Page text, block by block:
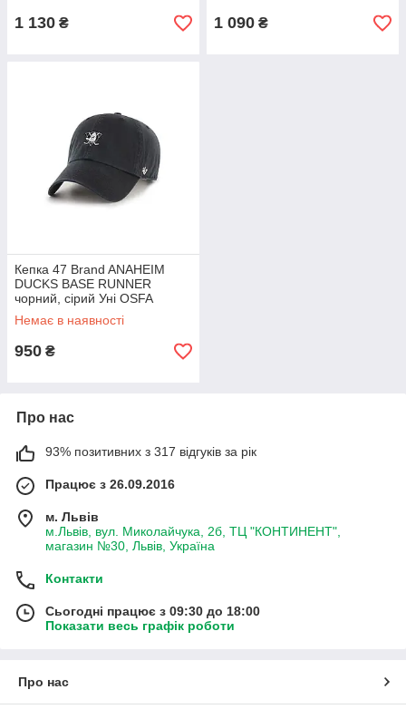
1 130 ₴ 1 090 ₴
Кепка 47 Brand ANAHEIM
DUCKS BASE RUNNER
чорний, сірий Уні OSFA
Немає в наявності
950 ₴
Про нас
93% позитивних з 317 відгуків за рік
Працює з 26.09.2016
м. Львів
м.Львів, вул. Миколайчука, 2б, ТЦ "КОНТИНЕНТ",
магазин №30, Львів, Україна
Контакти
Сьогодні працює з 09:30 до 18:00
Показати весь графік роботи
Про нас